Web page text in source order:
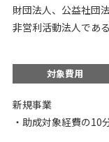
財団法人、公益社団
非営利活動法人であ
対象費用
新規事業
・助成対象経費の10